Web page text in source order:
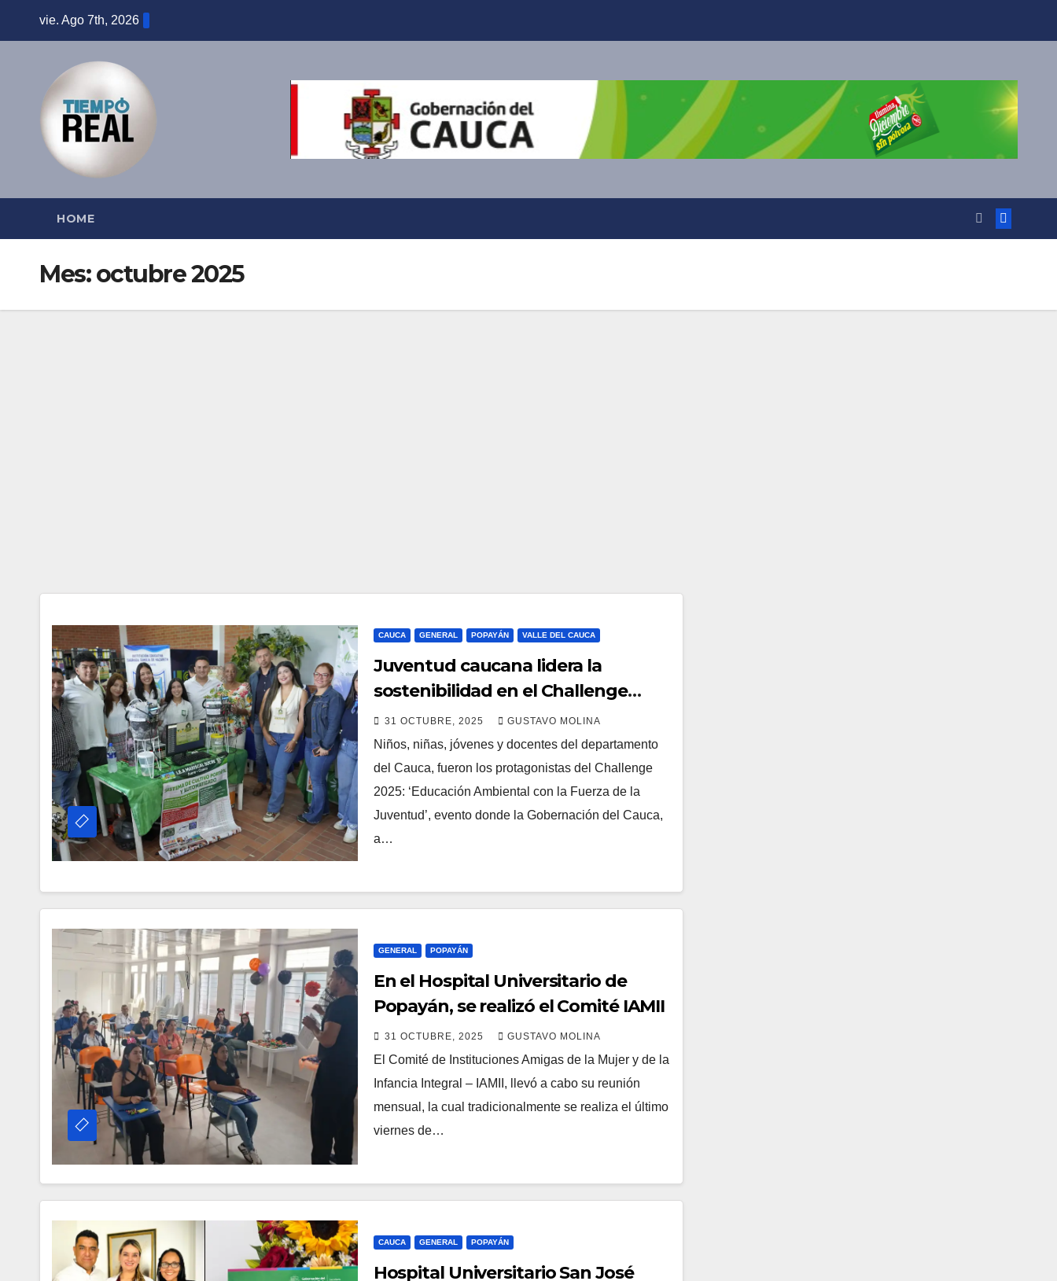
vie. Ago 7th, 2026
HOME
Mes:octubre 2025
CAUCA GENERAL POPAYÁN VALLE DEL CAUCA
Juventud caucana lidera la
sostenibilidad en el Challenge
2025 de educación ambiental
31 OCTUBRE, 2025 GUSTAVO MOLINA
Niños, niñas, jóvenes y docentes del departamento
del Cauca, fueron los protagonistas del Challenge
2025: ‘Educación Ambiental con la Fuerza de la
Juventud’, evento donde la Gobernación del Cauca,
a…
GENERAL POPAYÁN
En el Hospital Universitario de
Popayán, se realizó el Comité IAMII
31 OCTUBRE, 2025 GUSTAVO MOLINA
El Comité de Instituciones Amigas de la Mujer y de la
Infancia Integral – IAMII, llevó a cabo su reunión
mensual, la cual tradicionalmente se realiza el último
viernes de…
CAUCA GENERAL POPAYÁN
Hospital Universitario San José